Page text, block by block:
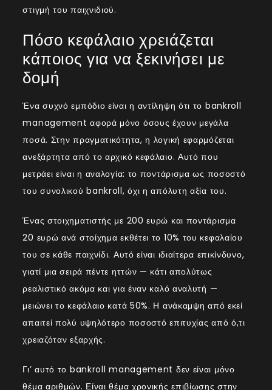
στιγμή του παιχνιδιού.
Πόσο κεφάλαιο χρειάζεται
κάποιος για να ξεκινήσει με
δομή
Ένα συχνό εμπόδιο είναι η αντίληψη ότι το bankroll
management αφορά μόνο όσους έχουν μεγάλα
ποσά. Στην πραγματικότητα, η λογική εφαρμόζεται
ανεξάρτητα από το αρχικό κεφάλαιο. Αυτό που
μετράει είναι η αναλογία: το ποντάρισμα ως ποσοστό
του συνολικού bankroll, όχι η απόλυτη αξία του.
Ένας στοιχηματιστής με 200 ευρώ και ποντάρισμα
20 ευρώ ανά στοίχημα εκθέτει το 10% του κεφαλαίου
του σε κάθε παιχνίδι. Αυτό είναι ιδιαίτερα επικίνδυνο,
γιατί μια σειρά πέντε ηττών — κάτι απολύτως
ρεαλιστικό ακόμα και για έναν καλό αναλυτή —
μειώνει το κεφάλαιο κατά 50%. Η ανάκαμψη από εκεί
απαιτεί πολύ υψηλότερο ποσοστό επιτυχίας από ό,τι
χρειαζόταν εξαρχής.
Γι’ αυτό το bankroll management δεν είναι μόνο
θέμα αριθμών. Είναι θέμα χρονικής επιβίωσης στην